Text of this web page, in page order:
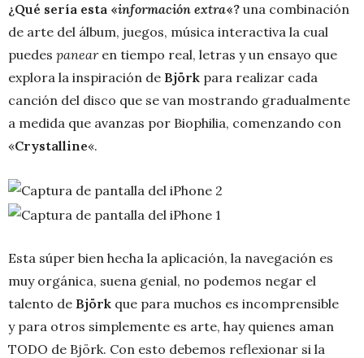
¿Qué sería esta «información extra«? una combinación
de arte del álbum, juegos, música interactiva la cual
puedes panearen tiempo real, letras y un ensayo que
explora la inspiración de Björk para realizar cada
canción del disco que se van mostrando gradualmente
a medida que avanzas por Biophilia, comenzando con
«Crystalline«.
Esta súper bien hecha la aplicación, la navegación es
muy orgánica, suena genial, no podemos negar el
talento de Björk que para muchos es incomprensible
y para otros simplemente es arte, hay quienes aman
TODO de Björk. Con esto debemos reflexionar si la